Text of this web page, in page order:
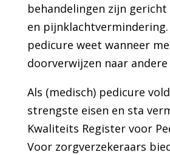
behandelingen zijn
en pijnklachtvermindering.
pedicure weet wanneer
doorverwijzen naar
Als (medisch) pedicure
strengste eisen en sta
Kwaliteits Register voor
Voor zorgverzekeraars